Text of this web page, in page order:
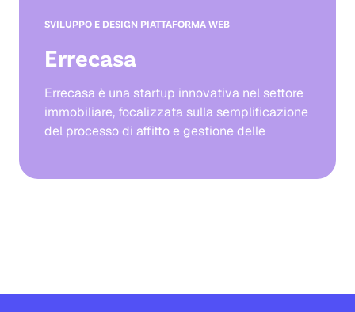
SVILUPPO E DESIGN PIATTAFORMA WEB
Errecasa
Errecasa è una startup innovativa nel settore
immobiliare, focalizzata sulla semplificazione
del processo di affitto e gestione delle